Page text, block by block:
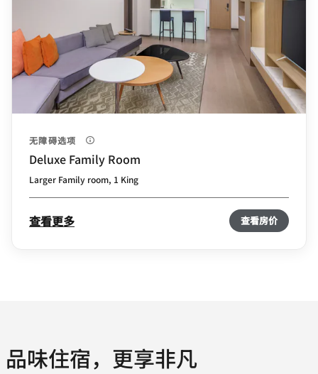
无障碍选项
Deluxe Family Room
Larger Family room, 1 King
查看更多 查看房价
品味住宿，更享非凡